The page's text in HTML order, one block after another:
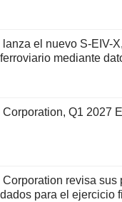
el nuevo S-EIV-
mediante
Q1 2027
revisa sus
para el ejercicio